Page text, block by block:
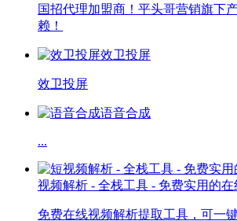
国招代理加盟商！平头哥营销旗下
赖！
效卫投屏
效卫投屏
语音合成
...
视频解析 - 全栈工具 - 免费实用的
免费在线视频解析提取工具，可一